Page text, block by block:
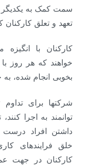
سمت کمک به یکدیگر
تعهد و تعلق
کارکنان با
خواهند که هر روز
بخوبی انجام شده، به
شرکتها برای تداوم
توانمند به اجرا
داشتن افراد
خلق فرایندهای
کارکنان در جهت